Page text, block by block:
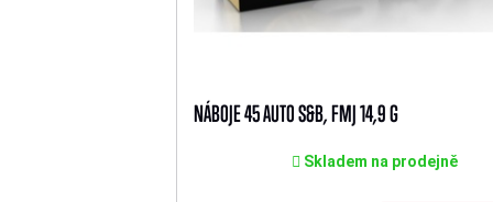
NÁBOJE 45 AUTO S&B, FMJ 14,9 G
Skladem na prodejně